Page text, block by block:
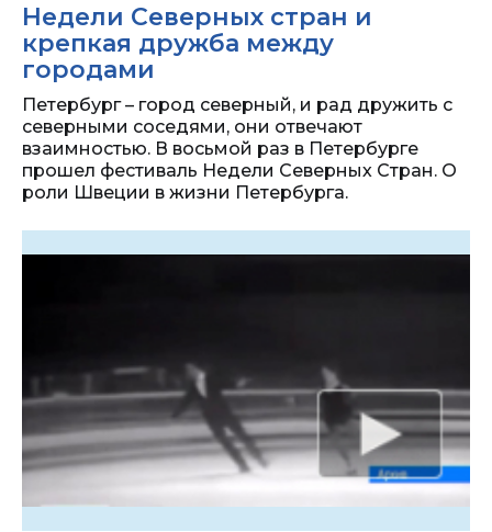
Недели Северных стран и
крепкая дружба между
городами
Петербург – город северный, и рад дружить с
северными соседями, они отвечают
взаимностью. В восьмой раз в Петербурге
прошел фестиваль Недели Северных Стран. О
роли Швеции в жизни Петербурга.